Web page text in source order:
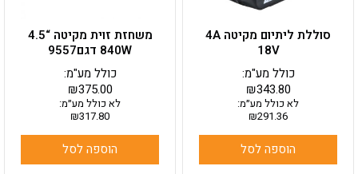
סוללת ליתיום מקיטה 4A
18V
₪343.80
כולל מע"מ:
לא כולל מע״מ:
₪291.36
הוספה לסל
משחזת זוית מקיטה “4.5
840W דגם9557
₪375.00
כולל מע"מ:
לא כולל מע״מ:
₪317.80
הוספה לסל